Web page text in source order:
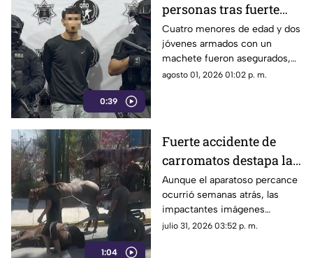
0:39
personas tras fuerte
altercado durante un
baile en Torreón
Cuatro menores de edad y dos
jóvenes armados con un
machete fueron asegurados,
obligando a las autoridades a
agosto 01, 2026 01:02 p. m.
1:04
Fuerte accidente de
carromatos destapa la
explotación de caballos
en Torreón
Aunque el aparatoso percance
ocurrió semanas atrás, las
impactantes imágenes
revivieron la exigencia
julio 31, 2026 03:52 p. m.